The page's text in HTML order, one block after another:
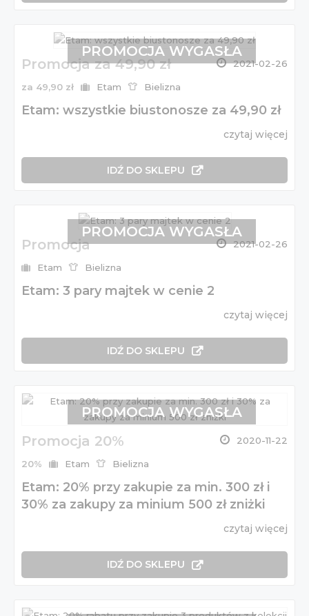
Promocja za 49,90 zł 2021-02-26
za 49,90 zł Etam Bielizna
Etam: wszystkie biustonosze za 49,90 zł
czytaj więcej
IDŹ DO SKLEPU
PROMOCJA WYGASŁA
Promocja 2021-02-26
Etam Bielizna
Etam: 3 pary majtek w cenie 2
czytaj więcej
IDŹ DO SKLEPU
PROMOCJA WYGASŁA
Promocja 20% 2020-11-22
20% Etam Bielizna
Etam: 20% przy zakupie za min. 300 zł i
30% za zakupy za minium 500 zł zniżki
czytaj więcej
IDŹ DO SKLEPU
PROMOCJA WYGASŁA